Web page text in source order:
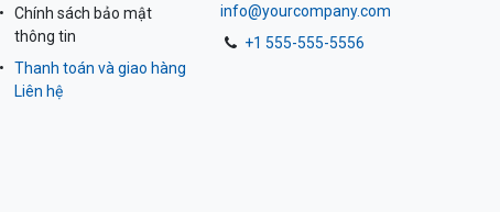
Chính sách bảo mật
thông tin
Thanh toán và giao hàng
Liên hệ
info@yourcompany.com
+1 555-555-5556